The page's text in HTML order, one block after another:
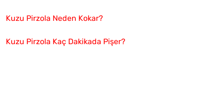
Kuzu Pirzola Neden Kokar?
Kuzu Pirzola Kaç Dakikada Pişer?